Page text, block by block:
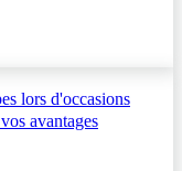
lors d'occasions
avantages